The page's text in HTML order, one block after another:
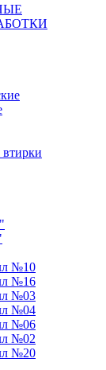
№10
№16
№03
№04
№06
№02
№20